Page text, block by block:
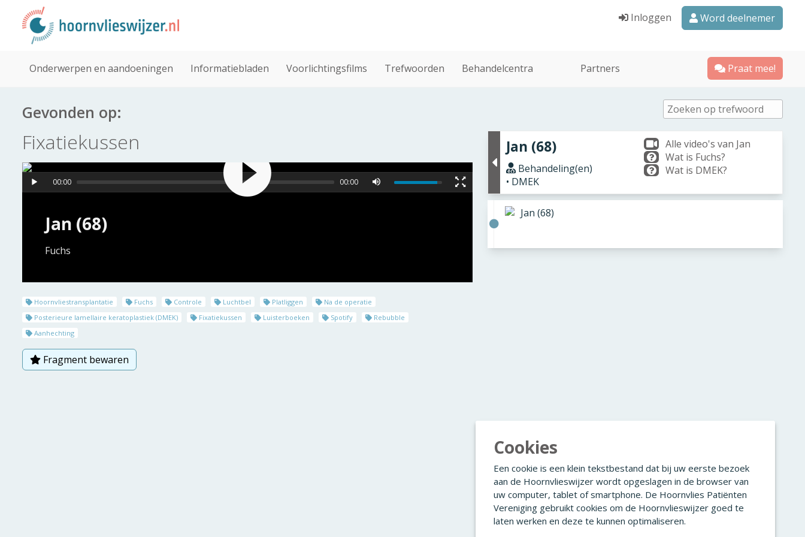
Inloggen Word deelnemer
Onderwerpen en aandoeningen Informatiebladen Voorlichtingsfilms Trefwoorden Behandelcentra Partners Praat mee!
Gevonden op:
Fixatiekussen
Jan (68)
Fuchs
00:00 00:00
Hoornvliestransplantatie Fuchs Controle Luchtbel Platliggen
Na de operatie
Posterieure lamellaire keratoplastiek (DMEK)
Fixatiekussen Luisterboeken Spotify
Rebubble
Aanhechting
Fragment bewaren
Jan (68)
Behandeling(en)
• DMEK
Alle video's van Jan
Wat is Fuchs?
Wat is DMEK?
Jan (68)
Cookies
Een cookie is een klein tekstbestand dat bij uw eerste bezoek
aan de Hoornvlieswijzer wordt opgeslagen in de browser van
uw computer, tablet of smartphone. De Hoornvlies Patiënten
Vereniging gebruikt cookies om de Hoornvlieswijzer goed te
laten werken en deze te kunnen optimaliseren.